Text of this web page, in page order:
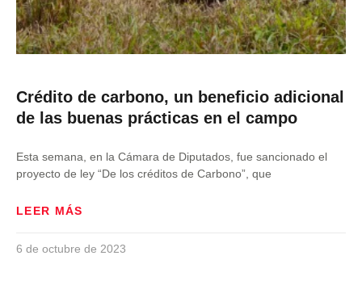
Crédito de carbono, un beneficio adicional
de las buenas prácticas en el campo
Esta semana, en la Cámara de Diputados, fue sancionado el
proyecto de ley “De los créditos de Carbono”, que
LEER MÁS
6 de octubre de 2023